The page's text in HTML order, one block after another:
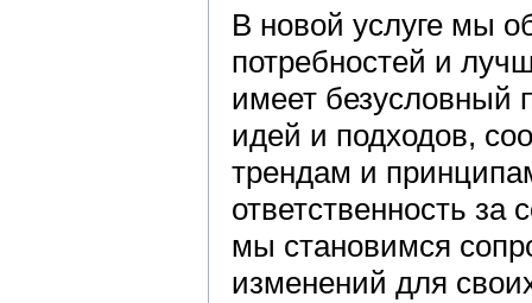
В новой услуге мы
потребностей и
имеет безусловный
идей и подходов,
трендам и
ответственность
мы становимся
изменений для